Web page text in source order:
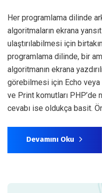
Her programlama dilinde
algoritmaların ekrana
ulaştırılabilmesi için
programlama dilinde, bir
algoritmanın ekrana
görebilmesi için Echo veya
ve Print komutları PHP’de
cevabı ise oldukça basit.
Devamını Oku